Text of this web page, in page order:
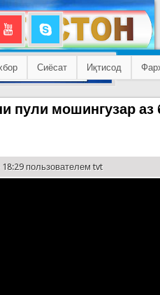
Сиёсат Иқтисод
пули мошингузар аз
пользователем tvt